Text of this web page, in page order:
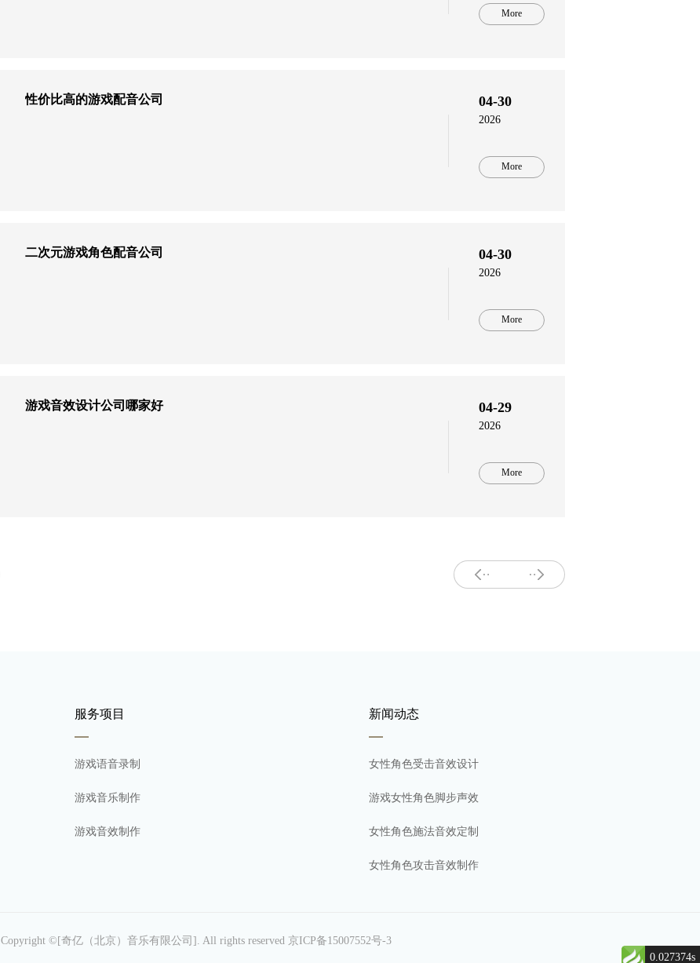
More
性价比高的游戏配音公司 04-30
2026
More
二次元游戏角色配音公司 04-30
2026
More
游戏音效设计公司哪家好 04-29
2026
More
服务项目
游戏语音录制
游戏音乐制作
游戏音效制作
新闻动态
女性角色受击音效设计
游戏女性角色脚步声效
女性角色施法音效定制
女性角色攻击音效制作
Copyright ©[奇亿（北京）音乐有限公司]. All rights reserved 京ICP备15007552号-3
0.027374s